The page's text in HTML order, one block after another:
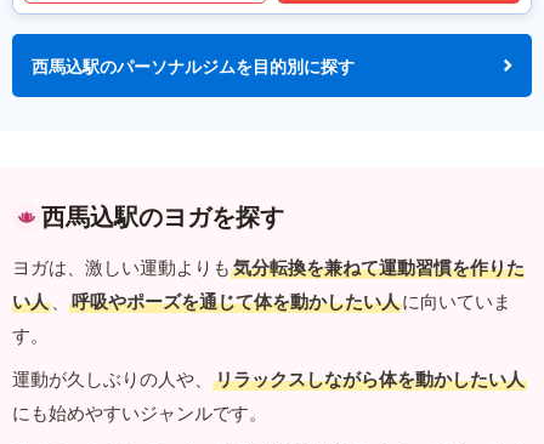
西馬込駅のパーソナルジムを目的別に探す
西馬込駅のヨガを探す
ヨガは、激しい運動よりも 気分転換を兼ねて運動習慣を作りた
い人 、 呼吸やポーズを通じて体を動かしたい人に向いていま
す。
運動が久しぶりの人や、
リラックスしながら体を動かしたい人
にも始めやすいジャンルです。